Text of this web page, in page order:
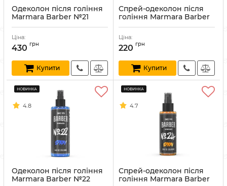
Одеколон після гоління
Marmara Barber №21
Артикул:
Ціна:
430 грн
Купити
Спрей-одеколон після
гоління Marmara Barber
Артикул:
Ціна:
220 грн
Купити
4.8
Одеколон після гоління
Marmara Barber №22
4.7
Спрей-одеколон після
гоління Marmara Barber